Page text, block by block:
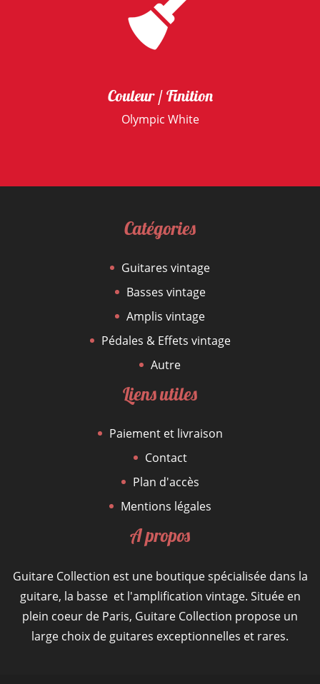
Couleur / Finition
Olympic White
Catégories
Guitares vintage
Basses vintage
Amplis vintage
Pédales & Effets vintage
Autre
Liens utiles
Paiement et livraison
Contact
Plan d'accès
Mentions légales
A propos
Guitare Collection est une boutique spécialisée dans la
guitare, la basse et l'amplification vintage. Située en
plein coeur de Paris, Guitare Collection propose un
large choix de guitares exceptionnelles et rares.